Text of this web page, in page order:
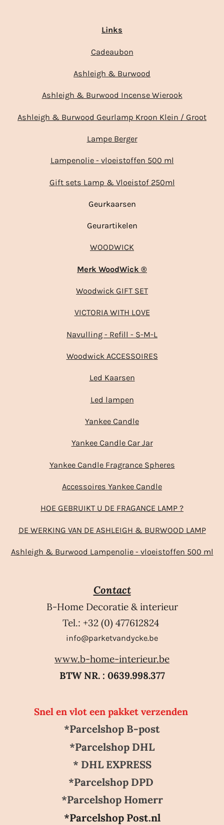
Links
Cadeaubon
Ashleigh & Burwood
Ashleigh & Burwood Incense Wierook
Ashleigh & Burwood Geurlamp Kroon Klein / Groot
Lampe Berger
Lampenolie - vloeistoffen 500 ml
Gift sets Lamp & Vloeistof 250ml
Geurkaarsen
Geurartikelen
WOODWICK
Merk WoodWick ®
Woodwick GIFT SET
VICTORIA WITH LOVE
Navulling - Refill - S-M-L
Woodwick ACCESSOIRES
Led Kaarsen
Led lampen
Yankee Candle
Yankee Candle Car Jar
Yankee Candle Fragrance Spheres
Accessoires Yankee Candle
HOE GEBRUIKT U DE FRAGANCE LAMP ?
DE WERKING VAN DE ASHLEIGH & BURWOOD LAMP
Ashleigh & Burwood Lampenolie - vloeistoffen 500 ml
Contact
B-Home Decoratie & interieur
Tel.: +32 (0) 477612824
info@parketvandycke.be
www.b-home-interieur.be
BTW NR. : 0639.998.377
Snel en vlot een pakket verzenden
*Parcelshop B-post
*Parcelshop DHL
* DHL EXPRESS
*Parcelshop DPD
*Parcelshop Homerr
*Parcelshop Post.nl